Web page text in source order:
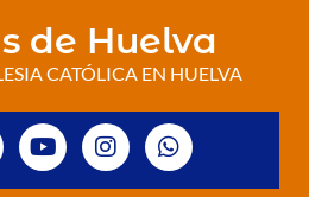
de Huelva
CATÓLICA EN HUELVA